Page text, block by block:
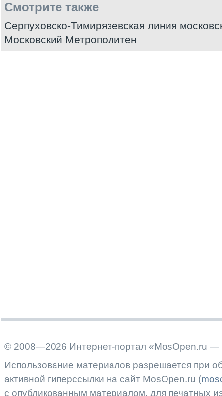
Смотрите также
Серпуховско-Тимирязевская линия
Московский Метрополитен
© 2008—2026 Интернет-портал «MosOpen.ru —
Использование материалов разрешается при
активной гиперссылки на сайт MosOpen.ru (
с опубликованным материалом, для печатных